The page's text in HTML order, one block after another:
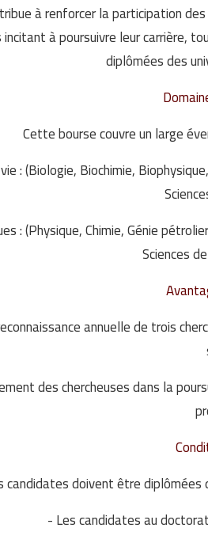
à renforcer la participation
à poursuivre leur carrière,
diplômées des
Cette bourse couvre un large
: (Biologie, Biochimie,
: (Physique, Chimie, Génie
Sciences
annuelle de trois
des chercheuses dans la
candidates doivent être diplômées
- Les candidates au